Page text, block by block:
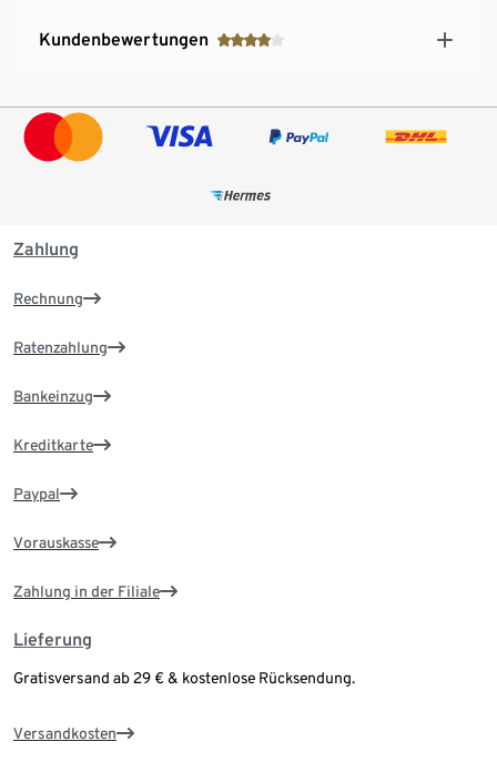
Kundenbewertungen
Zahlung
Rechnung
Ratenzahlung
Bankeinzug
Kreditkarte
Paypal
Vorauskasse
Zahlung in der Filiale
Lieferung
Gratisversand ab 29 € & kostenlose Rücksendung.
Versandkosten